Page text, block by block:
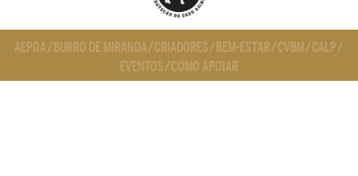
AEPGA/ BURRO DE MIRANDA/CRIADORES/ BEM-ESTAR/CVBM/CALP/
EVENTOS/COMO APOIAR